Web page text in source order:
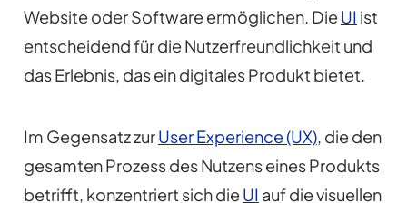
Website oder Software ermöglichen. DieUI ist
entscheidend für die Nutzerfreundlichkeit und
das Erlebnis, das ein digitales Produkt bietet.
Im Gegensatz zurUser Experience (UX), die den
gesamten Prozess des Nutzens eines Produkts
betrifft, konzentriert sich dieUI auf die visuellen